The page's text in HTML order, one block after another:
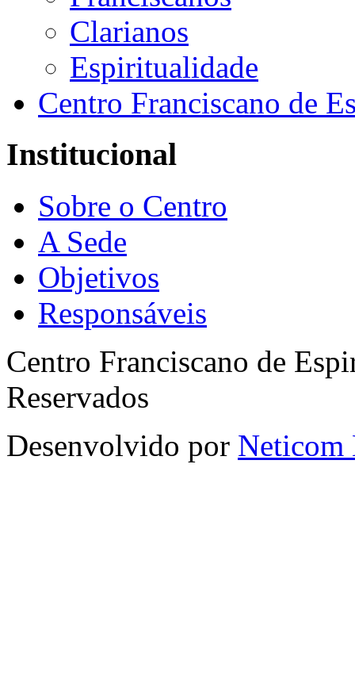
Clarianos
Espiritualidade
Centro Franciscano de
Institucional
Sobre o Centro
A Sede
Objetivos
Responsáveis
Centro Franciscano de
Reservados
Desenvolvido por Neticom